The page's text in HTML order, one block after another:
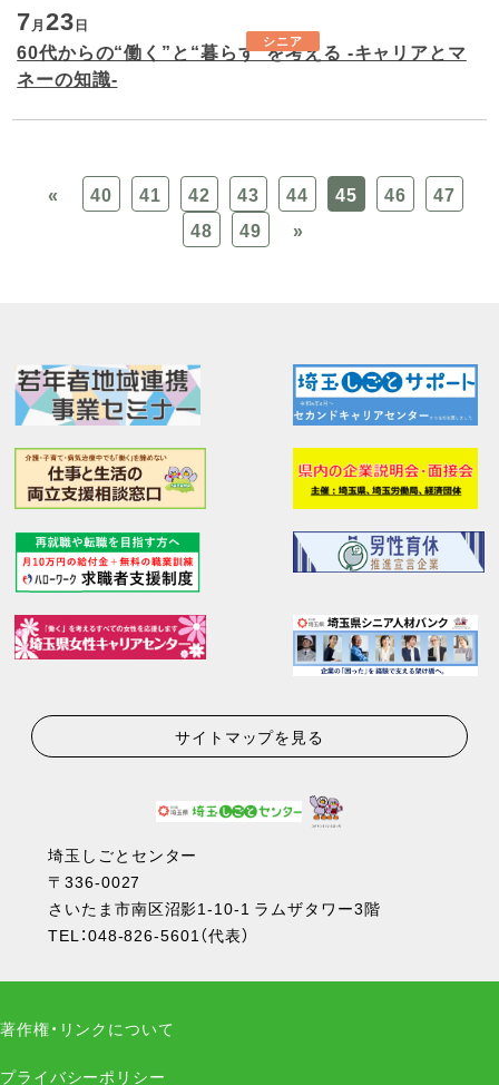
7月23日
60代からの“働く”と“暮らす”を考える -キャリアとマ
ネーの知識-
シニア
« 40 41 42 43 44 45 46
47
48
49 »
サイトマップを見る
埼玉しごとセンター
〒336-0027
さいたま市南区沼影1-10-1 ラムザタワー3階
TEL：048-826-5601（代表）
著作権・リンクについて
プライバシーポリシー